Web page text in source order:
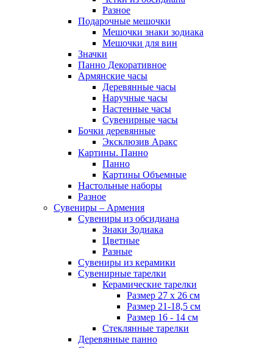
Разное
Подарочные мешочки
Мешочки знаки зодиака
Мешочки для вин
Значки
Панно Декоративное
Армянские часы
Деревянные часы
Наручные часы
Настенные часы
Сувенирные часы
Бочки деревянные
Эксклюзив Аракс
Картины. Панно
Панно
Картины Объемные
Настольные наборы
Разное
Сувениры – Армения
Сувениры из обсидиана
Знаки Зодиака
Цветные
Разные
Сувениры из керамики
Сувенирные тарелки
Керамические тарелки
Размер 27 х 26 см
Размер 21-18,5 см
Размер 16 - 14 см
Стеклянные тарелки
Деревянные панно